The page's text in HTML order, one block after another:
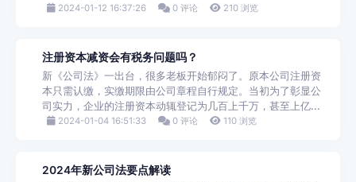
2024-01-12 16:37:26 0 评论 210 浏览
注册资本减资会有税务问题吗？
新《公司法》一出台，很多老板开始郁闷了。原本公司注册资
本只需认缴，实缴期限由公司章程自行规定。当初为了彰显公
司实力，企业的注册资本动辄登记为几百上千万，甚至上亿...
2024-01-04 16:51:33 0 评论 110 浏览
2024年新公司法要点解读